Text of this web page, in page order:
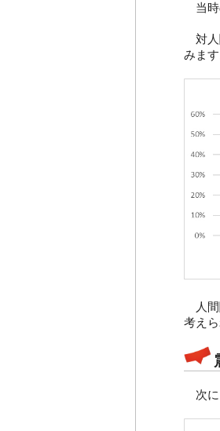
当時
対人
みます
人間
考えら
次に